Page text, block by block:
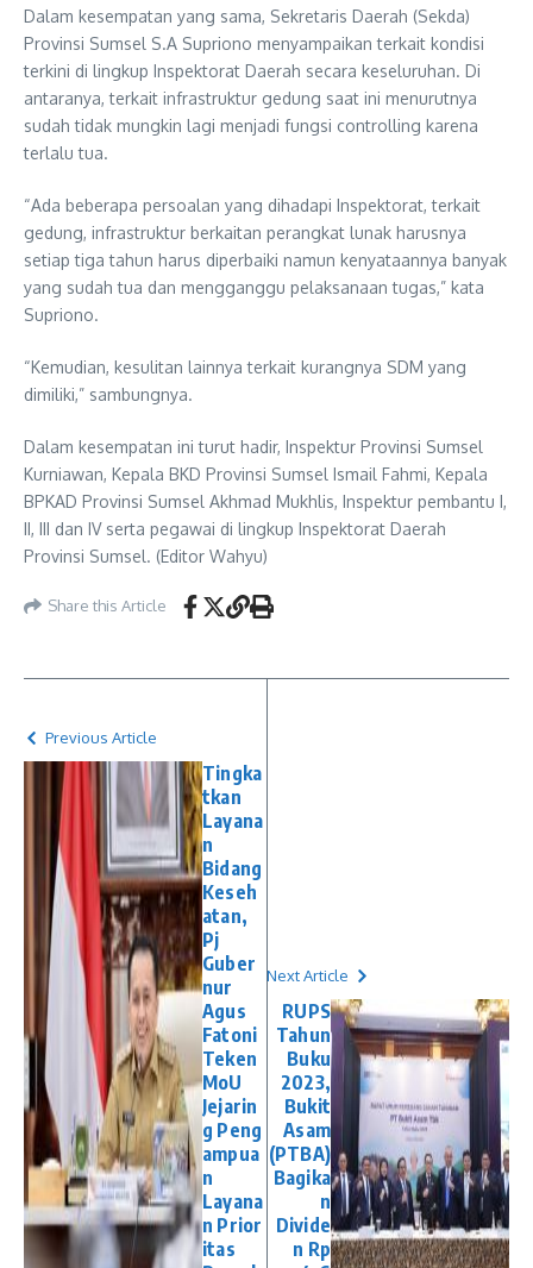
Dalam kesempatan yang sama, Sekretaris Daerah (Sekda)
Provinsi Sumsel S.A Supriono menyampaikan terkait kondisi
terkini di lingkup Inspektorat Daerah secara keseluruhan. Di
antaranya, terkait infrastruktur gedung saat ini menurutnya
sudah tidak mungkin lagi menjadi fungsi controlling karena
terlalu tua.
“Ada beberapa persoalan yang dihadapi Inspektorat, terkait
gedung, infrastruktur berkaitan perangkat lunak harusnya
setiap tiga tahun harus diperbaiki namun kenyataannya banyak
yang sudah tua dan mengganggu pelaksanaan tugas,” kata
Supriono.
“Kemudian, kesulitan lainnya terkait kurangnya SDM yang
dimiliki,” sambungnya.
Dalam kesempatan ini turut hadir, Inspektur Provinsi Sumsel
Kurniawan, Kepala BKD Provinsi Sumsel Ismail Fahmi, Kepala
BPKAD Provinsi Sumsel Akhmad Mukhlis, Inspektur pembantu I,
II, III dan IV serta pegawai di lingkup Inspektorat Daerah
Provinsi Sumsel. (Editor Wahyu)
Share this Article
Previous Article
Tingka
tkan
Layana
n
Bidang
Keseh
atan,
Pj
Guber
nur
Agus
Fatoni
Teken
MoU
Jejarin
g Peng
ampua
n
Layana
n Prior
itas
Next Article
RUPS
Tahun
Buku
2023,
Bukit
Asam
(PTBA)
Bagika
n
Divide
n Rp